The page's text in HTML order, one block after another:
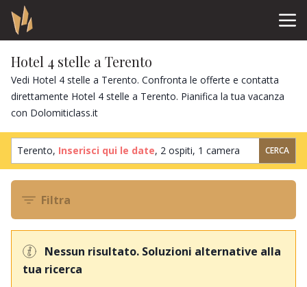
Hotel 4 stelle a Terento
Vedi Hotel 4 stelle a Terento. Confronta le offerte e contatta
direttamente Hotel 4 stelle a Terento. Pianifica la tua vacanza
con Dolomiticlass.it
Terento, Inserisci qui le date, 2 ospiti, 1 camera CERCA
Filtra
Nessun risultato. Soluzioni alternative alla
tua ricerca